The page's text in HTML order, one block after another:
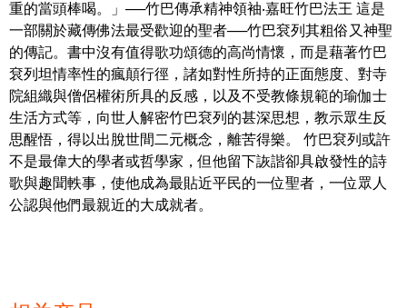
重的當頭棒喝。」──竹巴傳承精神領袖‧嘉旺竹巴法王 這是
一部關於藏傳佛法最受歡迎的聖者──竹巴袞列其粗俗又神聖
的傳記。書中沒有值得歌功頌德的高尚情懷，而是藉著竹巴
袞列坦情率性的瘋顛行徑，諸如對性所持的正面態度、對寺
院組織與僧侶權術所具的反感，以及不受教條規範的瑜伽士
生活方式等，向世人解密竹巴袞列的甚深思想，教示眾生反
思醒悟，得以出脫世間二元概念，離苦得樂。 竹巴袞列或許
不是最偉大的學者或哲學家，但他留下詼諧卻具啟發性的詩
歌與趣聞軼事，使他成為最貼近平民的一位聖者，一位眾人
公認與他們最親近的大成就者。